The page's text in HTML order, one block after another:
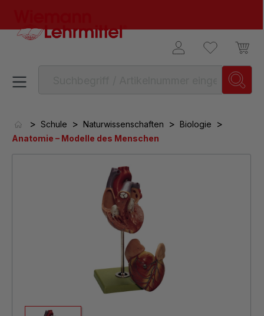
> Schule > Naturwissenschaften > Biologie >
Anatomie – Modelle des Menschen
Bildergalerie überspringen